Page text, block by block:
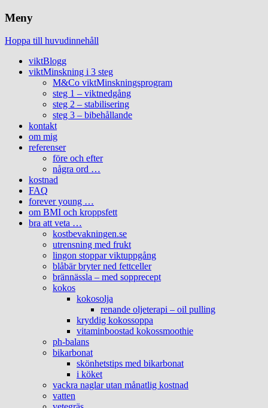
Meny
Hoppa till huvudinnehåll
viktBlogg
viktMinskning i 3 steg
M&Co viktMinskningsprogram
steg 1 – viktnedgång
steg 2 – stabilisering
steg 3 – bibehållande
kontakt
om mig
referenser
före och efter
några ord …
kostnad
FAQ
forever young …
om BMI och kroppsfett
bra att veta …
kostbevakningen.se
utrensning med frukt
lingon stoppar viktuppgång
blåbär bryter ned fettceller
brännässla – med sopprecept
kokos
kokosolja
renande oljeterapi – oil pulling
kryddig kokossoppa
vitaminboostad kokossmoothie
ph-balans
bikarbonat
skönhetstips med bikarbonat
i köket
vackra naglar utan månatlig kostnad
vatten